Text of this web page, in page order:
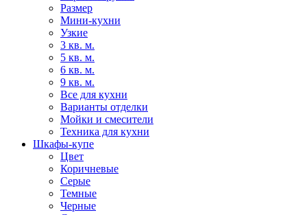
Размер
Мини-кухни
Узкие
3 кв. м.
5 кв. м.
6 кв. м.
9 кв. м.
Все для кухни
Варианты отделки
Мойки и смесители
Техника для кухни
Шкафы-купе
Цвет
Коричневые
Серые
Темные
Черные